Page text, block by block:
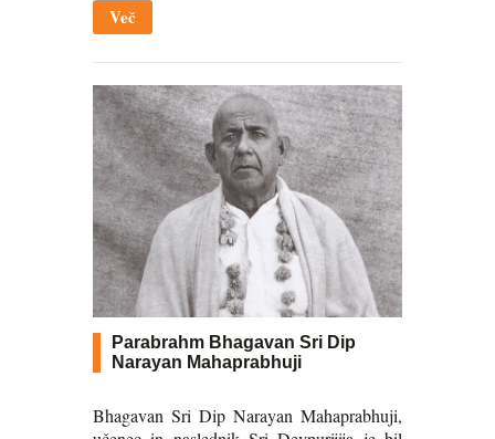
Več
Parabrahm Bhagavan Sri Dip
Narayan Mahaprabhuji
Bhagavan Sri Dip Narayan Mahaprabhuji,